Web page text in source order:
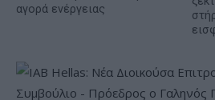
αγορά ενέργειας